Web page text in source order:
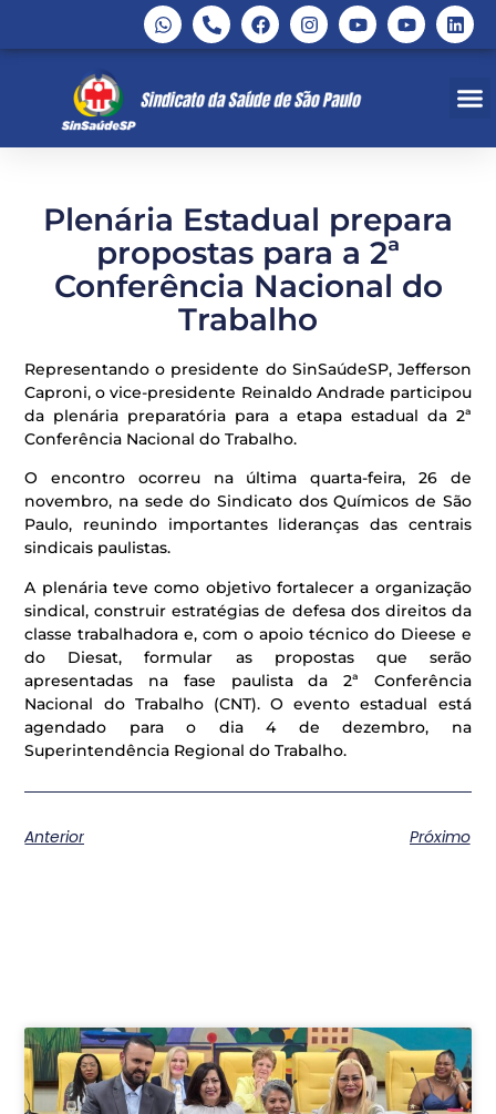
Plenária Estadual prepara
propostas para a 2ª
Conferência Nacional do
Trabalho
Representando o presidente do SinSaúdeSP, Jefferson
Caproni, o vice-presidente Reinaldo Andrade participou
da plenária preparatória para a etapa estadual da 2ª
Conferência Nacional do Trabalho.
O encontro ocorreu na última quarta-feira, 26 de
novembro, na sede do Sindicato dos Químicos de São
Paulo, reunindo importantes lideranças das centrais
sindicais paulistas.
A plenária teve como objetivo fortalecer a organização
sindical, construir estratégias de defesa dos direitos da
classe trabalhadora e, com o apoio técnico do Dieese e
do Diesat, formular as propostas que serão
apresentadas na fase paulista da 2ª Conferência
Nacional do Trabalho (CNT). O evento estadual está
agendado para o dia 4 de dezembro, na
Superintendência Regional do Trabalho.
Anterior Próximo
Postagens relacionadas